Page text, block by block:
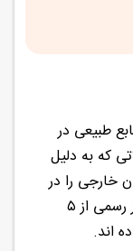
طبیعی در
که به دلیل
خارجی را در
سفر به ایران درگیر می کند، طبق آخرین آمار رسمی از ۵
اند.